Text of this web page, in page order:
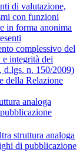
di valutazione,
con funzioni
in forma anonima
complessivo del
e integrità dei
d.lgs. n. 150/2009)
della Relazione
analoga
struttura analoga
di pubblicazione